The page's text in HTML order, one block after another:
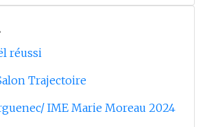
réussi
Trajectoire
IME Marie Moreau 2024